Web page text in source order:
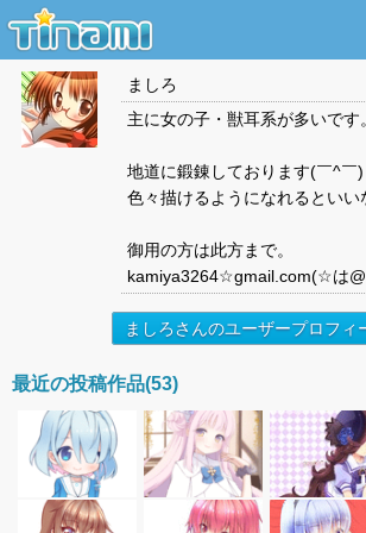
ましろ
主に女の子・獣耳系が多いです。
地道に鍛錬しております(￣^￣)
色々描けるようになれるといい
御用の方は此方まで。
kamiya3264☆gmail.com(☆は
ましろさんのユーザープロフィ
最近の投稿作品(53)